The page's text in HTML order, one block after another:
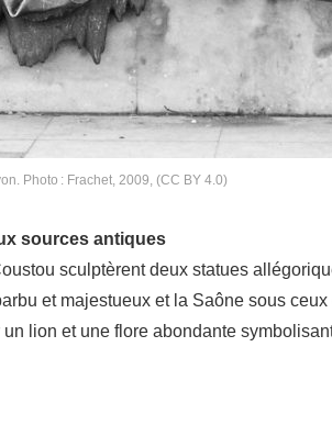
Photo : Frachet, 2009, (CC BY 4.0)
sources antiques
sculptèrent deux statues
et majestueux et la Saône sous ceux
lion et une flore abondante